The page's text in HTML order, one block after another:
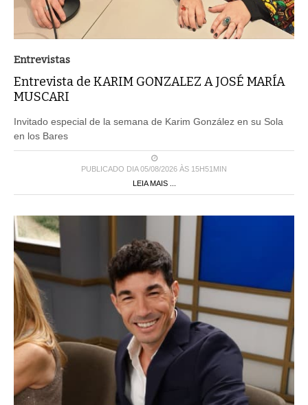
Entrevistas
Entrevista de KARIM GONZALEZ A JOSÉ MARÍA
MUSCARI
Invitado especial de la semana de Karim González en su Sola
en los Bares
PUBLICADO DIA 05/08/2026 ÀS 15H51MIN
LEIA MAIS ...